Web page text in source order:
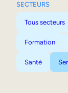
SECTEURS
Tous secteurs
Formation
Santé